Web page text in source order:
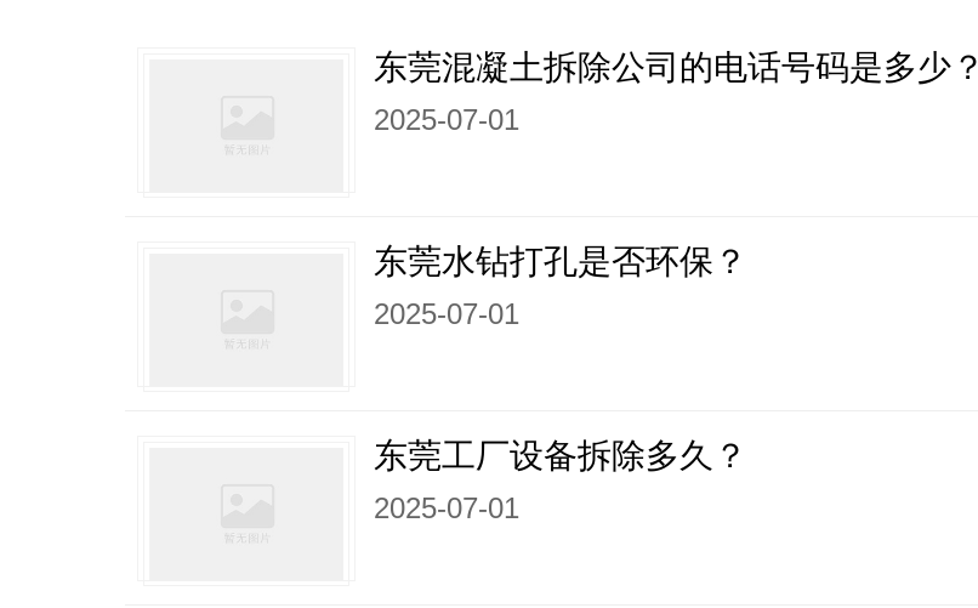
东莞混凝土拆除公司的电话号码是多少？
2025-07-01
东莞水钻打孔是否环保？
2025-07-01
东莞工厂设备拆除多久？
2025-07-01